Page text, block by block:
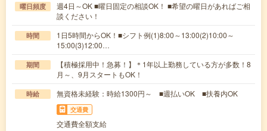
曜日頻度
週4日～OK ■曜日固定の相談OK！ ■希望の曜日があればご相
談ください！
時間
1日5時間からOK！■シフト例(1)8:00～13:00(2)10:00～
15:00(3)12:00…
期間
【積極採用中！急募！】＊1年以上勤務している方が多数！8
月～、9月スタートもOK！
時給 無資格未経験：時給1300円～ ■週払いOK ■扶養内OK
交通費
交通費全額支給